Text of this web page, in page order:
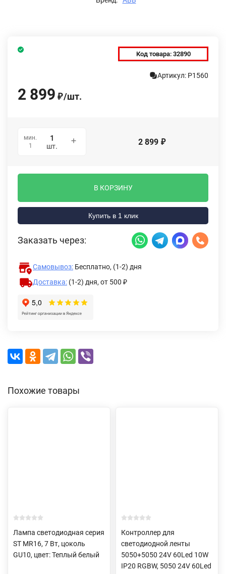
Код товара: 32890
Артикул: P1560
2 899 ₽/шт.
мин.
1
шт. 2 899 ₽
В КОРЗИНУ
Купить в 1 клик
Заказать через:
Самовывоз: Бесплатно, (1-2) дня
Доставка: (1-2) дня, от 500 ₽
Похожие товары
Лампа светодиодная серия
ST MR16, 7 Вт, цоколь
GU10, цвет: Теплый белый
Контроллер для
светодиодной ленты
5050+5050 24V 60Led 10W
IP20 RGBW, 5050 24V 60Led